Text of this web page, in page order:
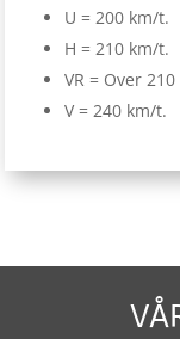
U = 200 km/t.
H = 210 km/t.
VR = Over
V = 240 km/t.